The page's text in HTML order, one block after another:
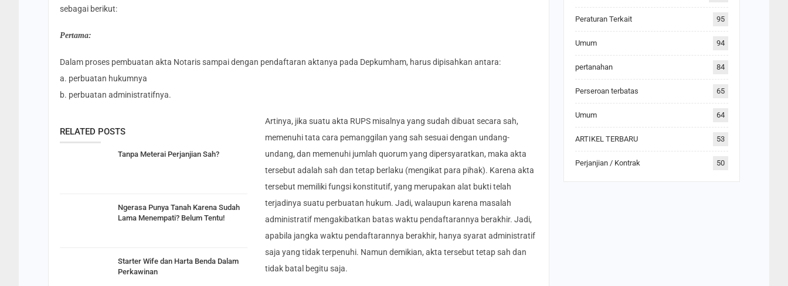
sebagai berikut:
Pertama:
Dalam proses pembuatan akta Notaris sampai dengan pendaftaran aktanya pada Depkumham, harus dipisahkan antara:
a. perbuatan hukumnya
b. perbuatan administratifnya.
RELATED POSTS
Tanpa Meterai Perjanjian Sah?
Ngerasa Punya Tanah Karena Sudah
Lama Menempati? Belum Tentu!
Starter Wife dan Harta Benda Dalam
Perkawinan
Artinya, jika suatu akta RUPS misalnya yang sudah dibuat secara sah,
memenuhi tata cara pemanggilan yang sah sesuai dengan undang-
undang, dan memenuhi jumlah quorum yang dipersyaratkan, maka akta
tersebut adalah sah dan tetap berlaku (mengikat para pihak). Karena akta
tersebut memiliki fungsi konstitutif, yang merupakan alat bukti telah
terjadinya suatu perbuatan hukum. Jadi, walaupun karena masalah
administratif mengakibatkan batas waktu pendaftarannya berakhir. Jadi,
apabila jangka waktu pendaftarannya berakhir, hanya syarat administratif
saja yang tidak terpenuhi. Namun demikian, akta tersebut tetap sah dan
tidak batal begitu saja.
Peraturan Terkait 95
Umum 94
pertanahan 84
Perseroan terbatas 65
Umum 64
ARTIKEL TERBARU 53
Perjanjian / Kontrak 50